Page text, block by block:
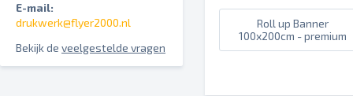
E-mail:
drukwerk@flyer2000.nl
Bekijk de veelgestelde vragen
Roll up Banner
100x200cm - premium